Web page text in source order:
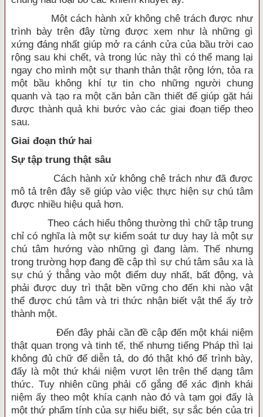
Một cách hành xử không chê trách được như
trình bày trên đây từng được xem như là những gì
xứng đáng nhất giúp mở ra cánh cửa của bầu trời cao
rộng sau khi chết, và trong lúc này thì có thể mang lại
ngay cho mình một sự thanh thản thật rộng lớn, tỏa ra
một bầu không khí tự tin cho những người chung
quanh và tạo ra một căn bản cần thiết để giúp gặt hái
được thành quả khi bước vào các giai đoạn tiếp theo
sau.
Giai đoạn thứ hai
Sự tập trung thật sâu
Cách hành xử không chê trách như đã được
mô tả trên đây sẽ giúp vào việc thực hiện sự chú tâm
được nhiều hiệu quả hơn.
Theo cách hiểu thông thường thì chữ tập trung
chỉ có nghĩa là một sự kiểm soát tư duy hay là một sự
chú tâm hướng vào những gì đang làm. Thế nhưng
trong trường hợp đang đề cập thì sự chú tâm sâu xa là
sự chú ý thẳng vào một điểm duy nhất, bất động, và
phải được duy trì thật bền vững cho đến khi nào vật
thể được chú tâm và tri thức nhận biết vật thể ấy trở
thành một.
Đến đây phải cần đề cập đến một khái niệm
thật quan trọng và tinh tế, thế nhưng tiếng Pháp thì lại
không đủ chữ để diễn tả, do đó thật khó để trình bày,
đấy là một thứ khái niệm vượt lên trên thể dạng tâm
thức. Tuy nhiên cũng phải cố gắng để xác định khái
niệm ấy theo một khía cạnh nào đó và tạm gọi đấy là
một thứ phẩm tính của sự hiểu biết, sự sắc bén của tri